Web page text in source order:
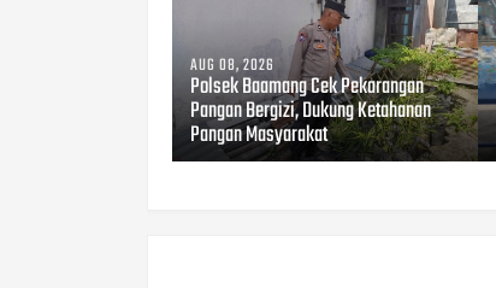
AUG 08, 2026
Polsek Baamang Cek Pekarangan
Pangan Bergizi, Dukung Ketahanan
Pangan Masyarakat